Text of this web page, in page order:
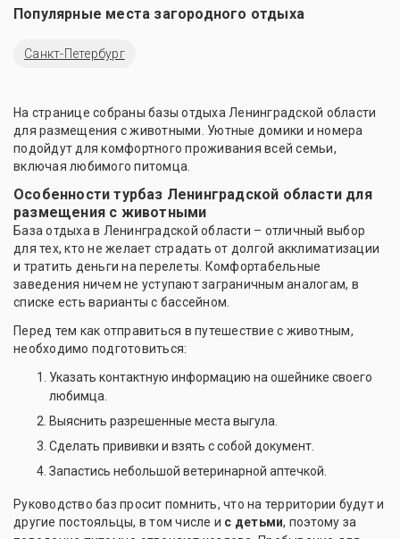
Популярные места загородного отдыха
Санкт-Петербург
На странице собраны базы отдыха Ленинградской области
для размещения с животными. Уютные домики и номера
подойдут для комфортного проживания всей семьи,
включая любимого питомца.
Особенности турбаз Ленинградской области для
размещения с животными
База отдыха в Ленинградской области – отличный выбор
для тех, кто не желает страдать от долгой акклиматизации
и тратить деньги на перелеты. Комфортабельные
заведения ничем не уступают заграничным аналогам, в
списке есть варианты с бассейном.
Перед тем как отправиться в путешествие с животным,
необходимо подготовиться:
Указать контактную информацию на ошейнике своего
любимца.
Выяснить разрешенные места выгула.
Сделать прививки и взять с собой документ.
Запастись небольшой ветеринарной аптечкой.
Руководство баз просит помнить, что на территории будут и
другие постояльцы, в том числе и с детьми, поэтому за